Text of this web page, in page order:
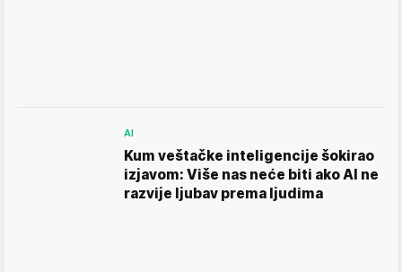
AI
Kum veštačke inteligencije šokirao
izjavom: Više nas neće biti ako AI ne
razvije ljubav prema ljudima